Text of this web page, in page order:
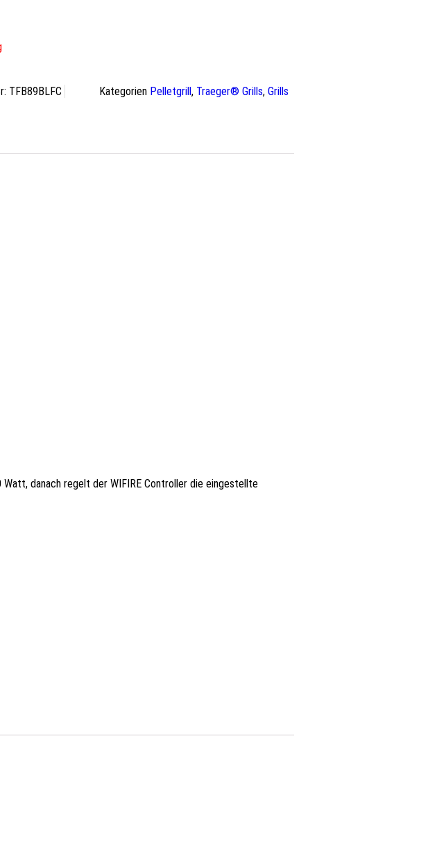
TFB89BLFC Kategorien Pelletgrill, Traeger® Grills, Grills
danach regelt der WIFIRE Controller die eingestellte